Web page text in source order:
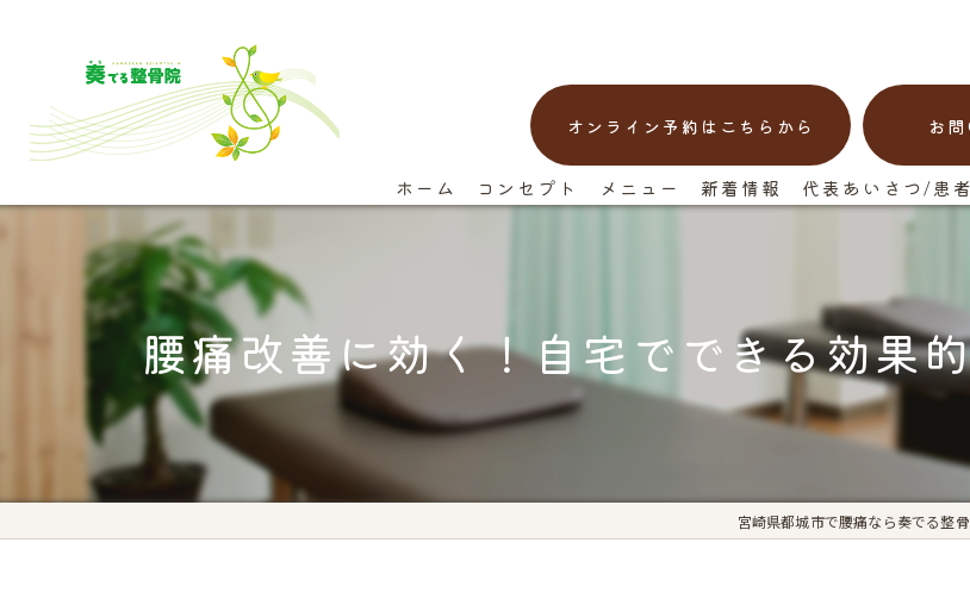
オンライン予約はこちらから お
ホーム コンセプト メニュー 新着情報 代表あいさつ/患
腰痛改善に効く！自宅でできる効果
宮崎県都城市で腰痛なら奏でる整